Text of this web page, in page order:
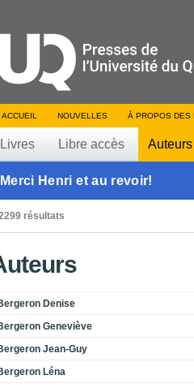
ACCUEIL NOUVELLES À PROPOS DES
Livres Libre accès Auteurs
Merci Henri et au revoir!
résultats
Denise
Geneviève
Jean-Guy
Léna